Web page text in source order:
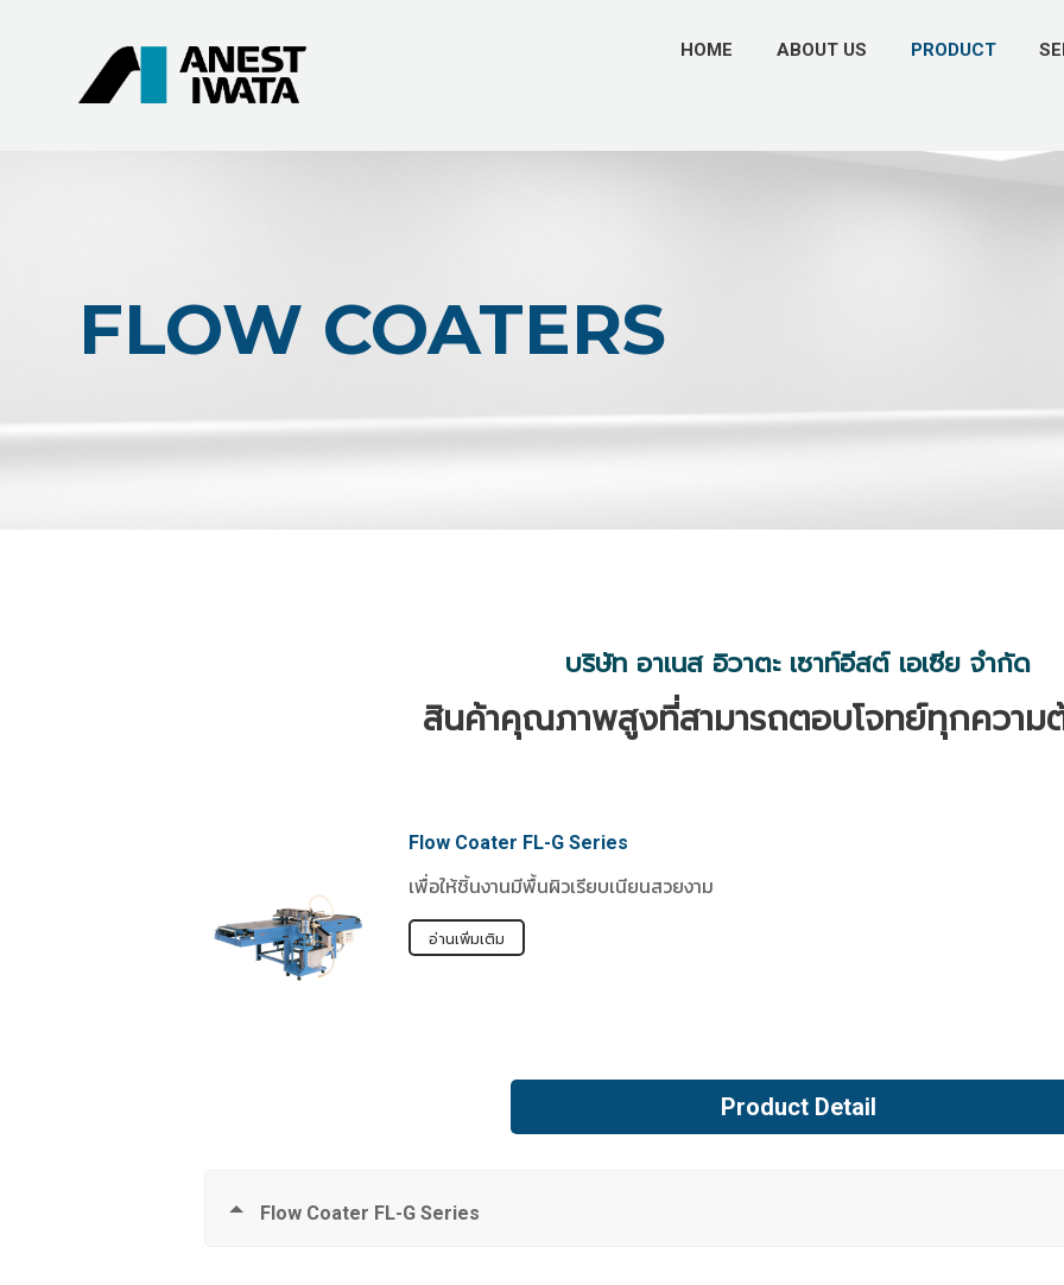
HOME ABOUT US PRODUCT
FLOW COATERS
บริษัท อาเนส อิวาตะ เซาท์อีสต์ เอเซีย จำกัด
สินค้าคุณภาพสูงที่สามารถตอบโจทย์ทุกความ
Flow Coater FL-G Series
เพื่อให้ชิ้นงานมีพื้นผิวเรียบเนียนสวยงาม
อ่านเพิ่มเติม
Product Detail
Flow Coater FL-G Series